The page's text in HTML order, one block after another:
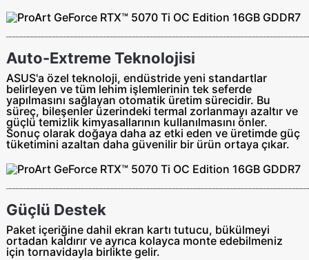
Auto-Extreme Teknolojisi
ASUS'a özel teknoloji, endüstride yeni standartlar
belirleyen ve tüm lehim işlemlerinin tek seferde
yapılmasını sağlayan otomatik üretim sürecidir. Bu
süreç, bileşenler üzerindeki termal zorlanmayı azaltır ve
güçlü temizlik kimyasallarının kullanılmasını önler.
Sonuç olarak doğaya daha az etki eden ve üretimde güç
tüketimini azaltan daha güvenilir bir ürün ortaya çıkar.
Güçlü Destek
Paket içeriğine dahil ekran kartı tutucu, bükülmeyi
ortadan kaldırır ve ayrıca kolayca monte edebilmeniz
için tornavidayla birlikte gelir.